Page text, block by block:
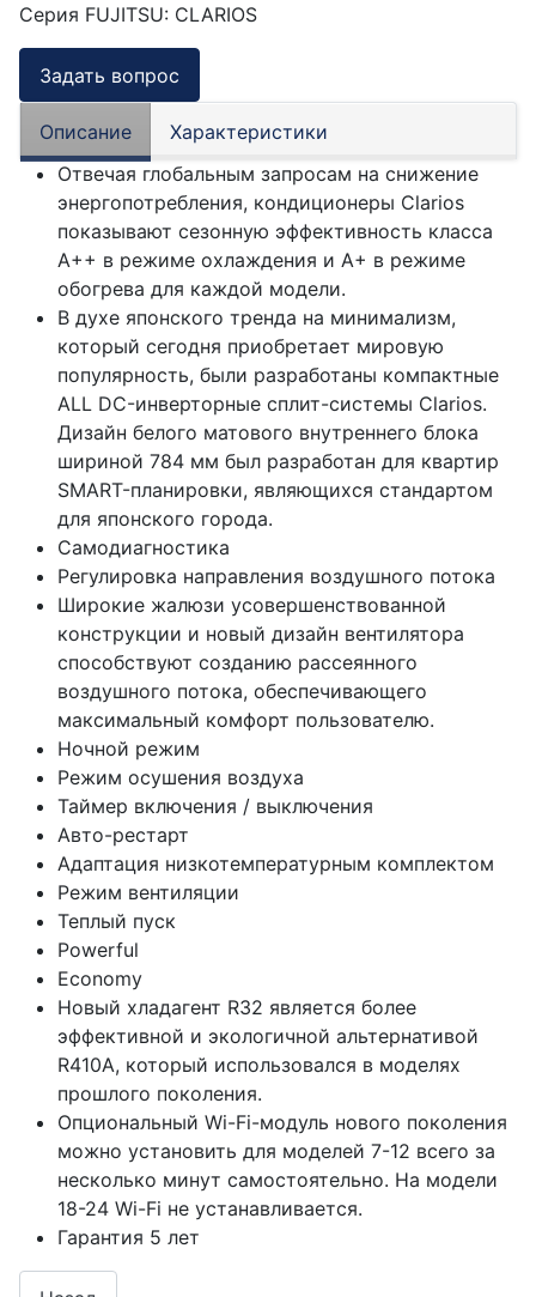
Серия FUJITSU: CLARIOS
Задать вопрос
Описание
Характеристики
Отвечая глобальным запросам на снижение
энергопотребления, кондиционеры Clarios
показывают сезонную эффективность класса
А++ в режиме охлаждения и А+ в режиме
обогрева для каждой модели.
В духе японского тренда на минимализм,
который сегодня приобретает мировую
популярность, были разработаны компактные
ALL DC-инверторные сплит-системы Clarios.
Дизайн белого матового внутреннего блока
шириной 784 мм был разработан для квартир
SMART-планировки, являющихся стандартом
для японского города.
Самодиагностика
Регулировка направления воздушного потока
Широкие жалюзи усовершенствованной
конструкции и новый дизайн вентилятора
способствуют созданию рассеянного
воздушного потока, обеспечивающего
максимальный комфорт пользователю.
Ночной режим
Режим осушения воздуха
Таймер включения / выключения
Авто-рестарт
Адаптация низкотемпературным комплектом
Режим вентиляции
Теплый пуск
Powerful
Economy
Новый хладагент R32 является более
эффективной и экологичной альтернативой
R410A, который использовался в моделях
прошлого поколения.
Опциональный Wi-Fi-модуль нового поколения
можно установить для моделей 7-12 всего за
несколько минут самостоятельно. На модели
18-24 Wi-Fi не устанавливается.
Гарантия 5 лет